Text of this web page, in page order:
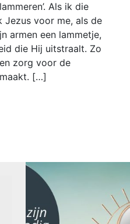
Als ik die
Jezus voor me, als de
armen een lammetje,
die Hij uitstraalt. Zo
zorg voor de
[…]
van den Oever | In Zijn arm